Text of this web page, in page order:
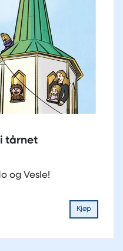
tårnet
og Vesle!
Kjøp